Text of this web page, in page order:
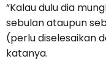
“Kalau dulu dia
sebulan ataupun
(perlu diselesaikan
katanya.